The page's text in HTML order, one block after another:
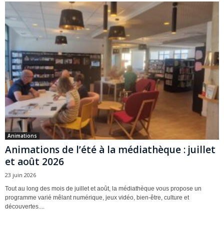
Animations
Animations de l’été à la médiathèque : juillet
et août 2026
23 juin 2026
Tout au long des mois de juillet et août, la médiathèque vous propose un
programme varié mêlant numérique, jeux vidéo, bien-être, culture et
découvertes....